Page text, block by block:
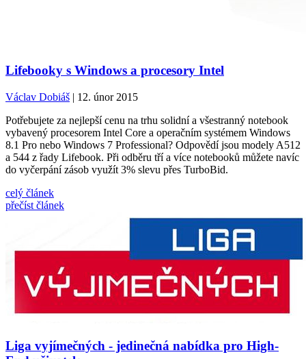
Lifebooky s Windows a procesory Intel
Václav Dobiáš | 12. únor 2015
Potřebujete za nejlepší cenu na trhu solidní a všestranný notebook
vybavený procesorem Intel Core a operačním systémem Windows
8.1 Pro nebo Windows 7 Professional? Odpovědí jsou modely A512
a 544 z řady Lifebook. Při odběru tří a více notebooků můžete navíc
do vyčerpání zásob využít 3% slevu přes TurboBid.
celý článek
přečíst článek
Liga vyjímečných - jedinečná nabídka pro High-